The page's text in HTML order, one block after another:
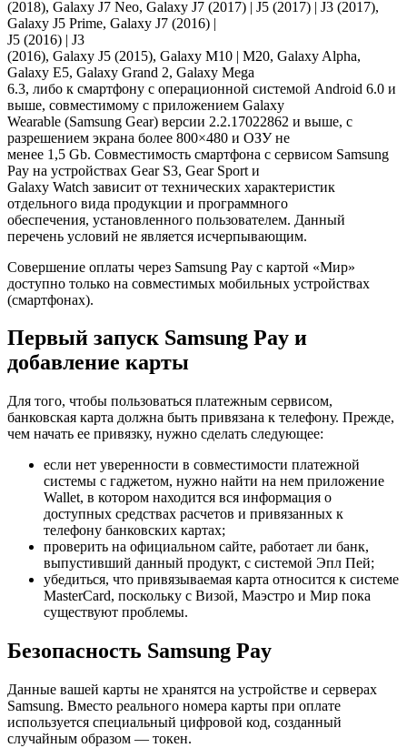
(2018), Galaxy J7 Neo, Galaxy J7 (2017) | J5 (2017) | J3 (2017),
Galaxy J5 Prime, Galaxy J7 (2016) |
J5 (2016) | J3
(2016), Galaxy J5 (2015), Galaxy M10 | M20, Galaxy Alpha,
Galaxy E5, Galaxy Grand 2, Galaxy Mega
6.3, либо к смартфону с операционной системой Android 6.0 и
выше, совместимому с приложением Galaxy
Wearable (Samsung Gear) версии 2.2.17022862 и выше, с
разрешением экрана более 800×480 и ОЗУ не
менее 1,5 Gb. Совместимость смартфона с сервисом Samsung
Pay на устройствах Gear S3, Gear Sport и
Galaxy Watch зависит от технических характеристик
отдельного вида продукции и программного
обеспечения, установленного пользователем. Данный
перечень условий не является исчерпывающим.
Совершение оплаты через Samsung Pay с картой «Мир»
доступно только на совместимых мобильных устройствах
(смартфонах).
Первый запуск Samsung Pay и
добавление карты
Для того, чтобы пользоваться платежным сервисом,
банковская карта должна быть привязана к телефону. Прежде,
чем начать ее привязку, нужно сделать следующее:
если нет уверенности в совместимости платежной
системы с гаджетом, нужно найти на нем приложение
Wallet, в котором находится вся информация о
доступных средствах расчетов и привязанных к
телефону банковских картах;
проверить на официальном сайте, работает ли банк,
выпустивший данный продукт, с системой Эпл Пей;
убедиться, что привязываемая карта относится к системе
MasterCard, поскольку с Визой, Маэстро и Мир пока
существуют проблемы.
Безопасность Samsung Pay
Данные вашей карты не хранятся на устройстве и серверах
Samsung. Вместо реального номера карты при оплате
используется специальный цифровой код, созданный
случайным образом — токен.